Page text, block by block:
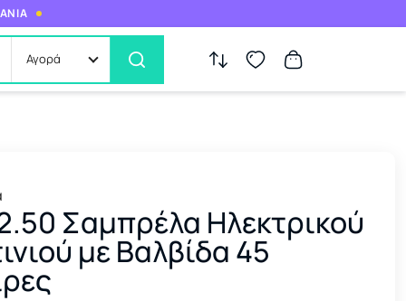
Αγορά
Σαμπρέλα Ηλεκτρικού
με Βαλβίδα 45